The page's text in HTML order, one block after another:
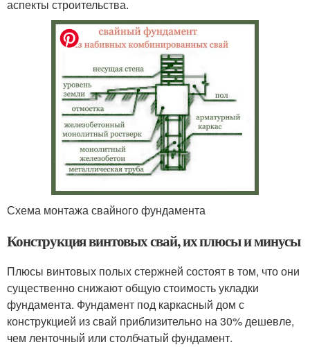
аспекты строительства.
Схема монтажа свайного фундамента
Конструкция винтовых свай, их плюсы и минусы
Плюсы винтовых полых стержней состоят в том, что они
существенно снижают общую стоимость укладки
фундамента. Фундамент под каркасный дом с
конструкцией из свай приблизительно на 30% дешевле,
чем ленточный или столбчатый фундамент.